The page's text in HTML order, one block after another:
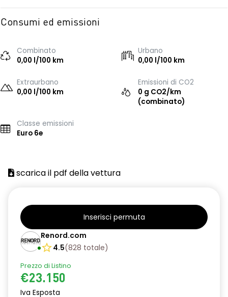
Consumi ed emissioni
Combinato
0,00 l/100 km
Urbano
0,00 l/100 km
Extraurbano
0,00 l/100 km
Emissioni di CO2
0 g CO2/km
(combinato)
Classe emissioni
Euro 6e
scarica il pdf della vettura
Inserisci permuta
Renord.com
4.5(828 totale)
Prezzo di Listino
€23.150
Iva Esposta